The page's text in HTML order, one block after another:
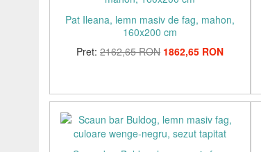
Pat Ileana, lemn masiv de fag, mahon,
160x200 cm
Pret: 2162,65 RON 1862,65 RON